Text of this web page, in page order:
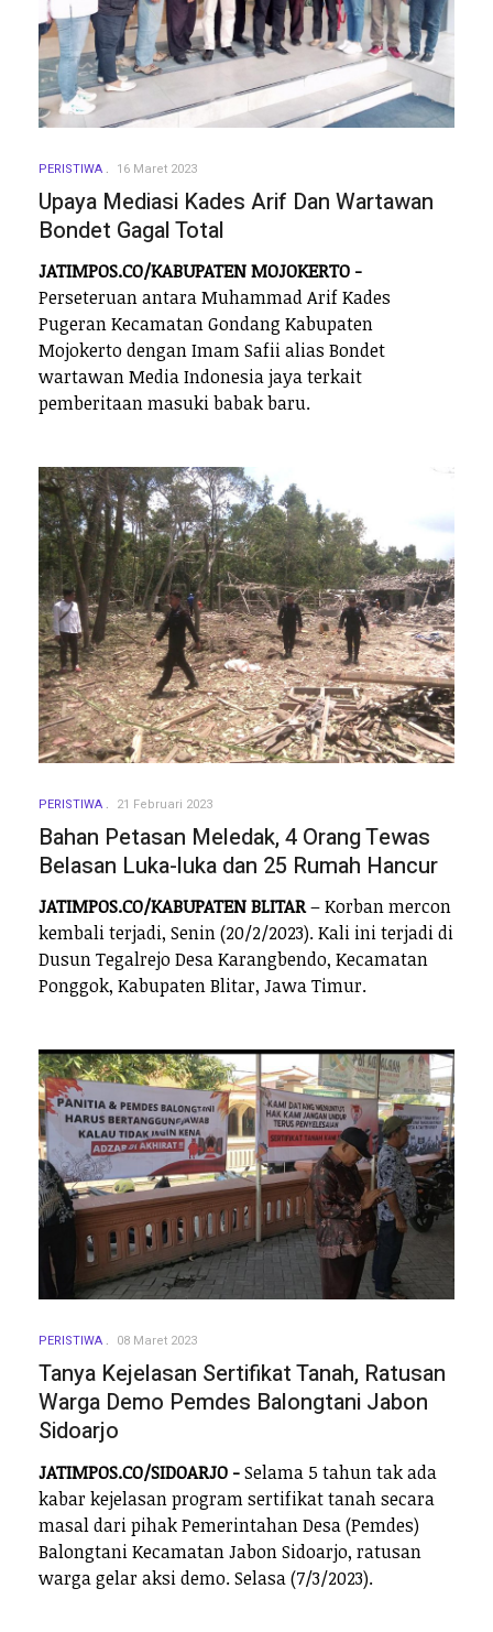
PERISTIWA 16 Maret 2023
Upaya Mediasi Kades Arif Dan Wartawan
Bondet Gagal Total
JATIMPOS.CO/KABUPATEN MOJOKERTO -
Perseteruan antara Muhammad Arif Kades
Pugeran Kecamatan Gondang Kabupaten
Mojokerto dengan Imam Safii alias Bondet
wartawan Media Indonesia jaya terkait
pemberitaan masuki babak baru.
PERISTIWA 21 Februari 2023
Bahan Petasan Meledak, 4 Orang Tewas
Belasan Luka-luka dan 25 Rumah Hancur
JATIMPOS.CO/KABUPATEN BLITAR– Korban mercon
kembali terjadi, Senin (20/2/2023). Kali ini terjadi di
Dusun Tegalrejo Desa Karangbendo, Kecamatan
Ponggok, Kabupaten Blitar, Jawa Timur.
PERISTIWA 08 Maret 2023
Tanya Kejelasan Sertifikat Tanah, Ratusan
Warga Demo Pemdes Balongtani Jabon
Sidoarjo
JATIMPOS.CO/SIDOARJO -Selama 5 tahun tak ada
kabar kejelasan program sertifikat tanah secara
masal dari pihak Pemerintahan Desa (Pemdes)
Balongtani Kecamatan Jabon Sidoarjo, ratusan
warga gelar aksi demo. Selasa (7/3/2023).